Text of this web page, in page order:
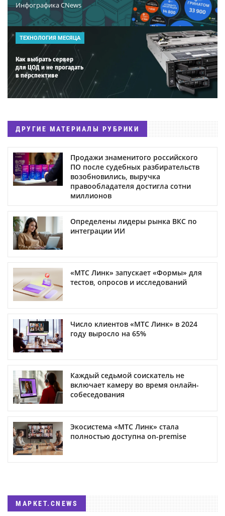
Инфографика CNews
ТЕХНОЛОГИЯ МЕСЯЦА
Как выбрать сервер
для ЦОД и не прогадать
в перспективе
ДРУГИЕ МАТЕРИАЛЫ РУБРИКИ
Продажи знаменитого российского
ПО после судебных разбирательств
возобновились, выручка
правообладателя достигла сотни
миллионов
Определены лидеры рынка ВКС по
интеграции ИИ
«МТС Линк» запускает «Формы» для
тестов, опросов и исследований
Число клиентов «МТС Линк» в 2024
году выросло на 65%
Каждый седьмой соискатель не
включает камеру во время онлайн-
собеседования
Экосистема «МТС Линк» стала
полностью доступна on-premise
МАРКЕТ.CNEWS